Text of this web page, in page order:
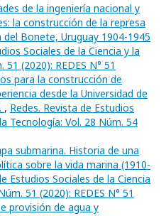
de la ingeniería nacional y
la construcción de la represa
Bonete, Uruguay 1904-1945
Sociales de la Ciencia y la
(2020): REDES N° 51
para la construcción de
desde la Universidad de
, Redes. Revista de Estudios
Tecnología: Vol. 28 Núm. 54
submarina. Historia de una
sobre la vida marina (1910-
Estudios Sociales de la Ciencia
51 (2020): REDES N° 51
provisión de agua y